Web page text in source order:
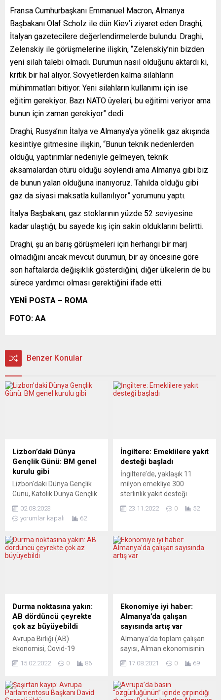
Fransa Cumhurbaşkanı Emmanuel Macron, Almanya
Başbakanı Olaf Scholz ile dün Kiev’i ziyaret eden Draghi,
İtalyan gazetecilere değerlendirmelerde bulundu. Draghi,
Zelenskiy ile görüşmelerine ilişkin, “Zelenskiy’nin bizden
yeni silah talebi olmadı. Durumun nasıl olduğunu aktardı ki,
kritik bir hal alıyor. Sovyetlerden kalma silahların
mühimmatları bitiyor. Yeni silahların kullanımı için ise
eğitim gerekiyor. Bazı NATO üyeleri, bu eğitimi veriyor ama
bunun için zaman gerekiyor” dedi.
Draghi, Rusya’nın İtalya ve Almanya’ya yönelik gaz akışında
kesintiye gitmesine ilişkin, “Bunun teknik nedenlerden
olduğu, yaptırımlar nedeniyle gelmeyen, teknik
aksamalardan ötürü olduğu söylendi ama Almanya gibi biz
de bunun yalan olduğuna inanıyoruz. Tahılda olduğu gibi
gaz da siyasi maksatla kullanılıyor” yorumunu yaptı.
İtalya Başbakanı, gaz stoklarının yüzde 52 seviyesine
kadar ulaştığı, bu sayede kış için sakin olduklarını belirtti.
Draghi, şu an barış görüşmeleri için herhangi bir marj
olmadığını ancak mevcut durumun, bir ay öncesine göre
son haftalarda değişiklik gösterdiğini, diğer ülkelerin de bu
sürece yardımcı olması gerektiğini ifade etti.
YENİ POSTA – ROMA
FOTO: AA
Benzer Konular
Lizbon’daki Dünya
Gençlik Günü: BM genel
kurulu gibi
Lizbon’daki Dünya Gençlik
Günü, Katolik Dünya Gençlik
başladı ve etkinliğe Papa
Francis’in çarşamba günü
kapanışa kadar katılması
bekleniyor. Ancak,
basınında yüksek beklentiler
ile ciddi şüpheler bulunuyor.
Portekiz gazetesi Correio da
Manhã, Dünya...
02.08.2023
yorumlar kapalı
62
İngiltere: Emeklilere yakıt
desteği başladı
İngiltere’de, yaklaşık 11
milyon emekliye 300
sterlinlik yakıt desteği
Ülkede geçen ay enerji
doğrudan enerji şirketlerine
de hane başına 400 sterlinlik
Güvenlik Bakanı Mel Stride,
yükselen fiyatlara daha
fazla maruz kalan...
23.11.2022 0 52
Durma noktasına yakın:
AB dördüncü çeyrekte
çok az büyüyebildi
Avrupa Birliği (AB)
ekonomisi, Covid-19
2021’in son çeyreğinde bir
yüzde 0,4 büyüme kaydetti.
Avrupa İstatistik Dairesi
15.02.2022 0 86
Ekonomiye iyi haber:
Almanya’da çalışan
sayısında artış var
Almanya’da toplam çalışan
sayısı, Alman ekonomisinin
sonrası toparlanmaya
çeyreğinde yüzde 0,2 artış
sağladı. Böylece toplam
17.08.2021 0 69